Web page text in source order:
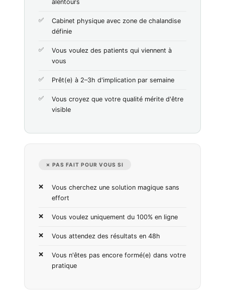
alentours
Cabinet physique avec zone de chalandise
définie
Vous voulez des patients qui viennent à
vous
Prêt(e) à 2–3h d'implication par semaine
Vous croyez que votre qualité mérite d'être
visible
✗ PAS FAIT POUR VOUS SI
Vous cherchez une solution magique sans
effort
Vous voulez uniquement du 100% en ligne
Vous attendez des résultats en 48h
Vous n'êtes pas encore formé(e) dans votre
pratique